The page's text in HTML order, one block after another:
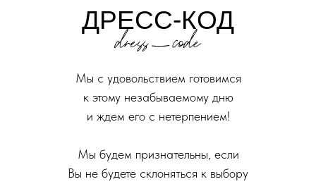
Мы с удовольствием готовимся
к этому незабываемому дню
и ждем его с нетерпением!
Мы будем признательны, если
Вы не будете склоняться к выбору
ДРЕСС-КОД